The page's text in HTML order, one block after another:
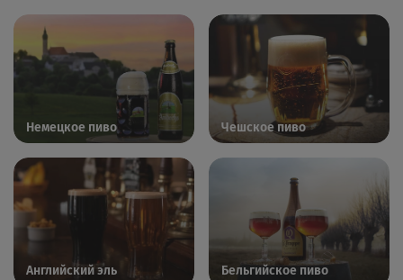
Немецкое пиво Чешское пиво
Английский эль Бельгийское пиво